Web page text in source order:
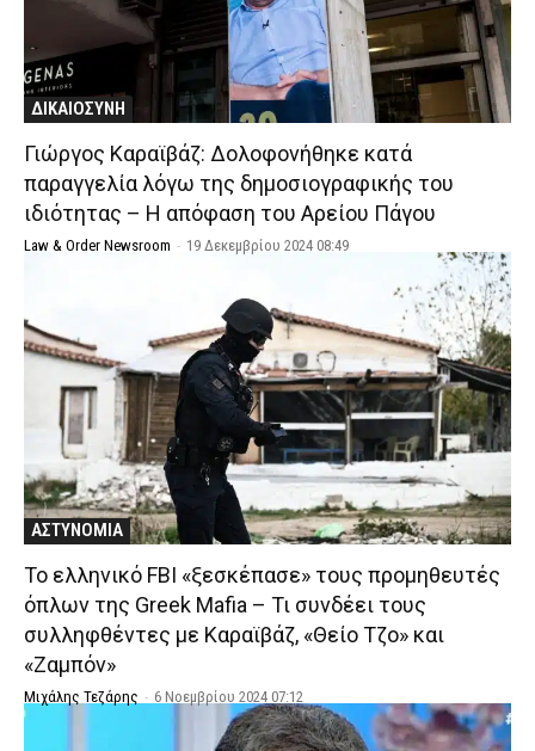
ΔΙΚΑΙΟΣΥΝΗ
Γιώργος Καραϊβάζ: Δολοφονήθηκε κατά
παραγγελία λόγω της δημοσιογραφικής του
ιδιότητας – Η απόφαση του Αρείου Πάγου
Law & Order Newsroom - 19 Δεκεμβρίου 2024 08:49
ΑΣΤΥΝΟΜΙΑ
Το ελληνικό FBI «ξεσκέπασε» τους προμηθευτές
όπλων της Greek Mafia – Τι συνδέει τους
συλληφθέντες με Καραϊβάζ, «Θείο Τζο» και
«Ζαμπόν»
Μιχάλης Τεζάρης - 6 Νοεμβρίου 2024 07:12